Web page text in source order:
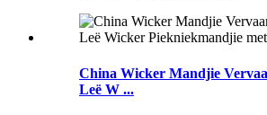
China Wicker Mandjie
Leë W ...